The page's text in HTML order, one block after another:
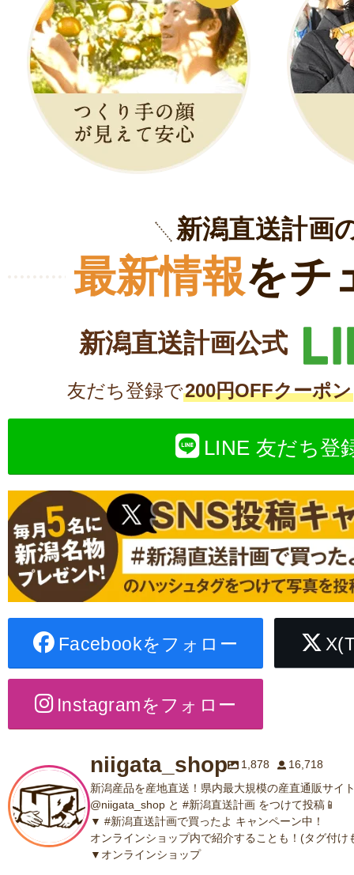
新潟直送計画
最新情報をチ
新潟直送計画公式
友だち登録で200円OFFクーポン
LINE 友だち登
Facebookをフォロー
Instagramをフォロー
niigata_shop 1,878
16,718
新潟産品を産地直送！県内最大規模の産直通販サイ
@niigata_shop と #新潟直送計画 をつけて投稿📱
▼ #新潟直送計画で買ったよ キャンペーン中！
オンラインショップ内で紹介することも！(タグ付け
▼オンラインショップ